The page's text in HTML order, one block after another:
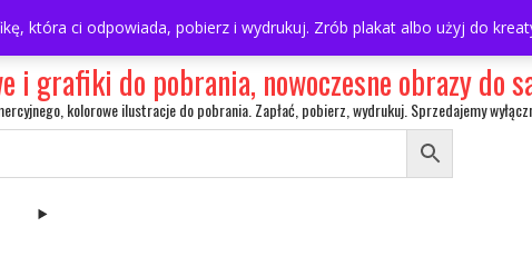
która ci odpowiada, pobierz i wydrukuj. Zrób plakat albo użyj do
i grafiki do pobrania, nowoczesne obrazy do
kolorowe ilustracje do pobrania. Zapłać, pobierz, wydrukuj. Sprzedajemy